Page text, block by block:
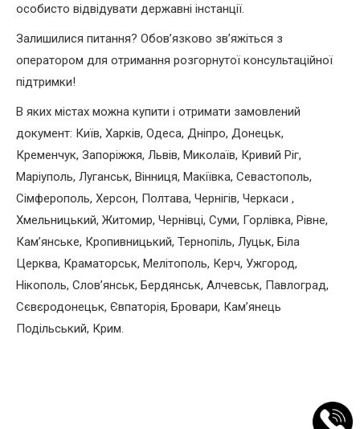
особисто відвідувати державні інстанції.
Залишилися питання? Обов’язково зв’яжіться з
оператором для отримання розгорнутої консультаційної
підтримки!
В яких містах можна купити і отримати замовлений
документ: Київ, Харків, Одеса, Дніпро, Донецьк,
Кременчук, Запоріжжя, Львів, Миколаїв, Кривий Ріг,
Маріуполь, Луганськ, Вінниця, Макіївка, Севастополь,
Сімферополь, Херсон, Полтава, Чернігів, Черкаси ,
Хмельницький, Житомир, Чернівці, Суми, Горлівка, Рівне,
Кам’янське, Кропивницький, Тернопіль, Луцьк, Біла
Церква, Краматорськ, Мелітополь, Керч, Ужгород,
Нікополь, Слов’янськ, Бердянськ, Алчевськ, Павлоград,
Сєвєродонецьк, Євпаторія, Бровари, Кам’янець
Подільський, Крим.